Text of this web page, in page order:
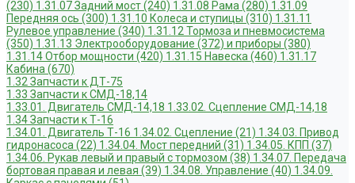
(230) 1.31.07 Задний мост (240) 1.31.08 Рама (280) 1.31.09
Передняя ось (300) 1.31.10 Колеса и ступицы (310) 1.31.11
Рулевое управление (340) 1.31.12 Тормоза и пневмосистема
(350) 1.31.13 Электрооборудование (372) и приборы (380)
1.31.14 Отбор мощности (420) 1.31.15 Навеска (460) 1.31.17
Кабина (670)
1.32 Запчасти к ДТ-75
1.33 Запчасти к СМД-18,14
1.33.01. Двигатель СМД-14,18 1.33.02. Сцепление СМД-14,18
1.34 Запчасти к Т-16
1.34.01. Двигатель Т-16 1.34.02. Сцепление (21) 1.34.03. Привод
гидронасоса (22) 1.34.04. Мост передний (31) 1.34.05. КПП (37)
1.34.06. Рукав левый и правый с тормозом (38) 1.34.07. Передача
бортовая правая и левая (39) 1.34.08. Управление (40) 1.34.09.